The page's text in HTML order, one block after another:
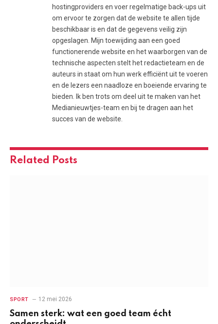
hostingproviders en voer regelmatige back-ups uit
om ervoor te zorgen dat de website te allen tijde
beschikbaar is en dat de gegevens veilig zijn
opgeslagen. Mijn toewijding aan een goed
functionerende website en het waarborgen van de
technische aspecten stelt het redactieteam en de
auteurs in staat om hun werk efficiënt uit te voeren
en de lezers een naadloze en boeiende ervaring te
bieden. Ik ben trots om deel uit te maken van het
Medianieuwtjes-team en bij te dragen aan het
succes van de website.
Related Posts
SPORT 12 mei 2026
Samen sterk: wat een goed team écht